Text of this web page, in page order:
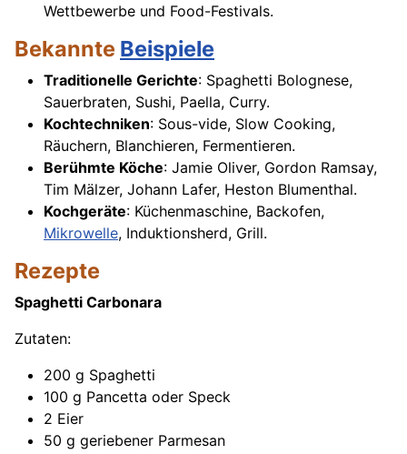
Wettbewerbe und Food-Festivals.
Bekannte Beispiele
Traditionelle Gerichte: Spaghetti Bolognese,
Sauerbraten, Sushi, Paella, Curry.
Kochtechniken: Sous-vide, Slow Cooking,
Räuchern, Blanchieren, Fermentieren.
Berühmte Köche: Jamie Oliver, Gordon Ramsay,
Tim Mälzer, Johann Lafer, Heston Blumenthal.
Kochgeräte: Küchenmaschine, Backofen,
Mikrowelle, Induktionsherd, Grill.
Rezepte
Spaghetti Carbonara
Zutaten:
200 g Spaghetti
100 g Pancetta oder Speck
2 Eier
50 g geriebener Parmesan